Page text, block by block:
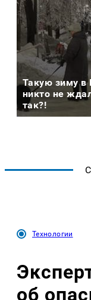
Такую зиму в
никто не
так?!
Технологии
об